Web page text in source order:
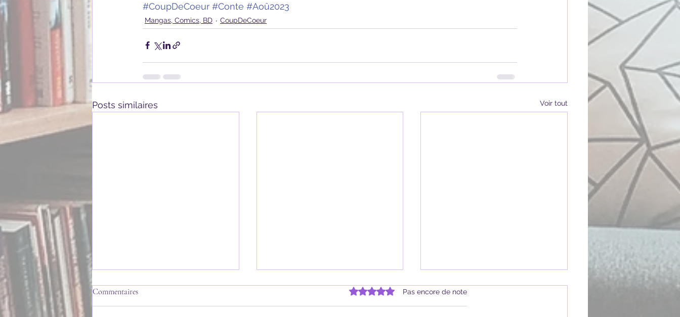
#CoupDeCoeur #Conte #Aoû2023
Mangas, Comics, BD CoupDeCoeur
Posts similaires Voir tout
Commentaires Noté 0 étoile sur 5.Pas encore de note